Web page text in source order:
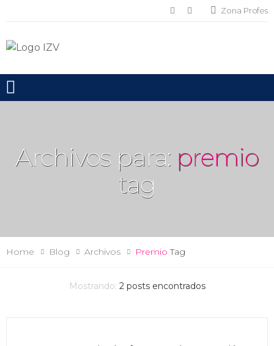
Zona Profes
Toggle mobile menu
Archivos para: premio
tag
Home Blog Archivos Premio Tag
Mostrando: 2 posts encontrados